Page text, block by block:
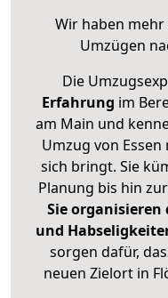
Wir haben mehr
Umzügen
Die
Erfahrung im
am Main und
Umzug von
sich bringt. Sie
Planung bis hin
Sie organisieren
und
sorgen dafür,
neuen Zielort in